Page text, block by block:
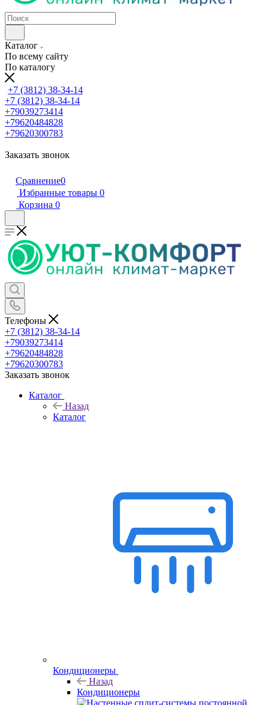
Каталог
По всему сайту
По каталогу
+7 (3812) 38-34-14
+7 (3812) 38-34-14
+79039273414
+79620484828
+79620300783
Заказать звонок
Сравнение0
Избранные товары 0
Корзина 0
Телефоны
+7 (3812) 38-34-14
+79039273414
+79620484828
+79620300783
Заказать звонок
Каталог
Назад
Каталог
Кондиционеры
Назад
Кондиционеры